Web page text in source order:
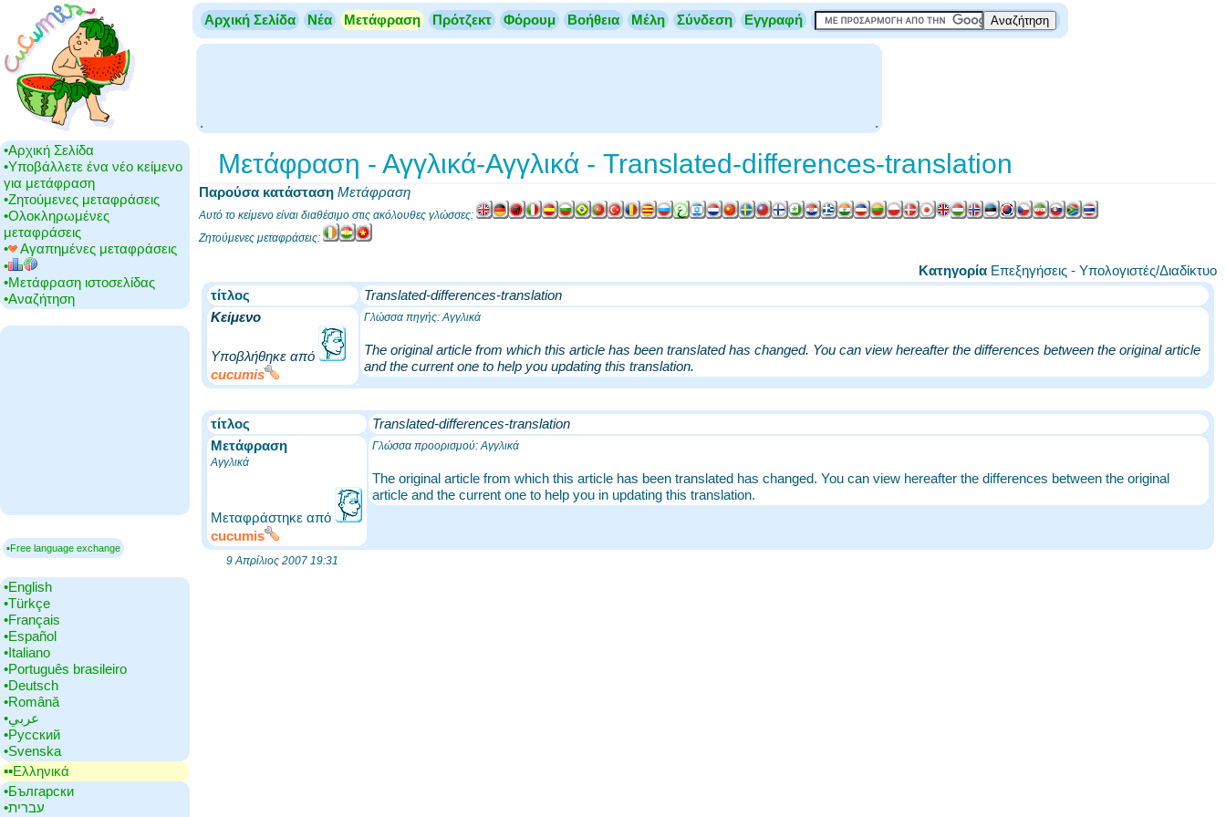
Αρχική Σελίδα Νέα Μετάφραση Πρότζεκτ Φόρουμ Βοήθεια Μέλη Σύνδεση Εγγραφή
.
.
•‎Αρχική Σελίδα
•‎Υποβάλλετε ένα νέο κείμενο
για μετάφραση
•‎Ζητούμενες μεταφράσεις
•‎Ολοκληρωμένες
μεταφράσεις
•‎
Αγαπημένες μεταφράσεις
•‎
•‎Μετάφραση ιστοσελίδας
•‎Αναζήτηση
▪Free language exchange
•‎English
•‎Türkçe
•‎Français
•‎Español
•‎Italiano
•‎Português brasileiro
•‎Deutsch
•‎Română
•‎عربي
•‎Русский
•‎Svenska
▪▪‎Ελληνικά
•‎Български
•‎עברית
Μετάφραση - Αγγλικά-Αγγλικά - Translated-differences-translation
Παρούσα κατάσταση Μετάφραση
Αυτό το κείμενο είναι διαθέσιμο στις ακόλουθες γλώσσες:
Ζητούμενες μεταφράσεις:
Κατηγορία Επεξηγήσεις - Υπολογιστές/Διαδίκτυο
τίτλος
Translated-differences-translation
Κείμενο
Υποβλήθηκε από
cucumis
Γλώσσα πηγής: Αγγλικά
The original article from which this article has been translated has changed. You can view hereafter the differences between the original article
and the current one to help you updating this translation.
τίτλος
Translated-differences-translation
Μετάφραση
Αγγλικά
Μεταφράστηκε από
cucumis
Γλώσσα προορισμού: Αγγλικά
The original article from which this article has been translated has changed. You can view hereafter the differences between the original
article and the current one to help you in updating this translation.
9 Απρίλιος 2007 19:31